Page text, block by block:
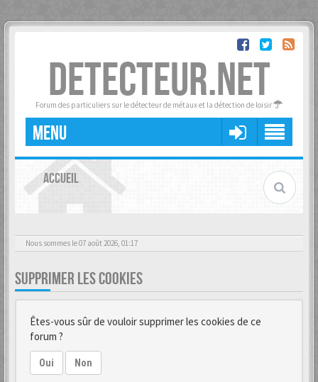
DETECTEUR.NET
Forum des particuliers sur le détecteur de métaux et la détection de loisir
MENU
ACCUEIL
Nous sommes le 07 août 2026, 01:17
SUPPRIMER LES COOKIES
Êtes-vous sûr de vouloir supprimer les cookies de ce
forum ?
Oui Non